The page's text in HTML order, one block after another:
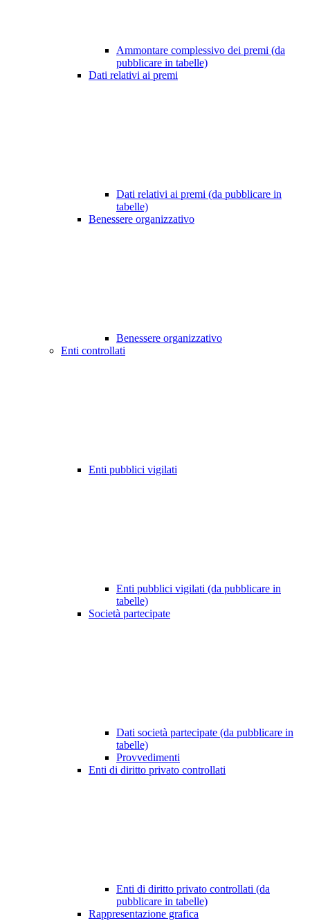
Ammontare complessivo dei premi (da
pubblicare in tabelle)
Dati relativi ai premi
Dati relativi ai premi (da pubblicare in
tabelle)
Benessere organizzativo
Benessere organizzativo
Enti controllati
Enti pubblici vigilati
Enti pubblici vigilati (da pubblicare in
tabelle)
Società partecipate
Dati società partecipate (da pubblicare in
tabelle)
Provvedimenti
Enti di diritto privato controllati
Enti di diritto privato controllati (da
pubblicare in tabelle)
Rappresentazione grafica